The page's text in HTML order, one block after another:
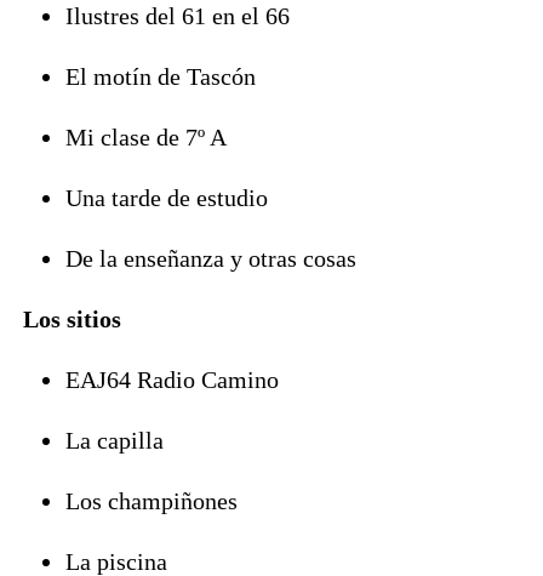
Ilustres del 61 en el 66
El motín de Tascón
Mi clase de 7º A
Una tarde de estudio
De la enseñanza y otras cosas
Los sitios
EAJ64 Radio Camino
La capilla
Los champiñones
La piscina